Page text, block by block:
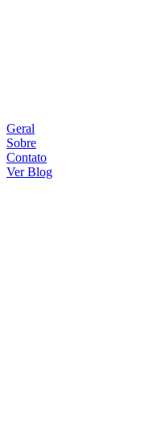
Geral
Sobre
Contato
Ver Blog